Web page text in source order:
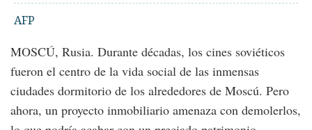
AFP
MOSCÚ, Rusia. Durante décadas, los cines soviéticos
fueron el centro de la vida social de las inmensas
ciudades dormitorio de los alrededores de Moscú. Pero
ahora, un proyecto inmobiliario amenaza con demolerlos,